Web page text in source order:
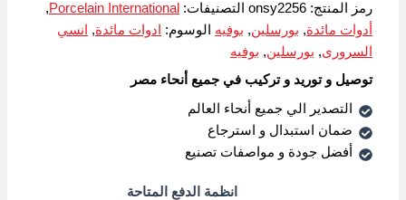
رمز المنتج:onsy2256 التصنيفات: Porcelain International
,
أدوات مائدة, بورسلين, بوفيه الوسوم: ادوات مائدة,
انسي
السرورى, بورسلين, بوفيه
توصيل و توريد و تركيب في جميع أنحاء مصر
التصدير الي جميع أنحاء العالم
ضمان استبدال و استرجاع
أفضل جودة و مواصفات تصنيع
انظمة الدفع المتاحة